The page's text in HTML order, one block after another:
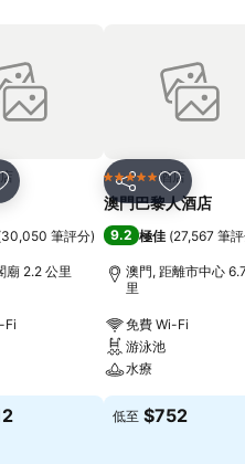
到收藏夾
30,050 筆評分)
廟 2.2 公里
Fi
分享 放到收藏
5 星級 酒店
澳門巴黎人酒店
9.2 極佳 (27,567 筆
澳門, 距離市中心
里
免費 Wi-Fi
游泳池
水療
低至 $752